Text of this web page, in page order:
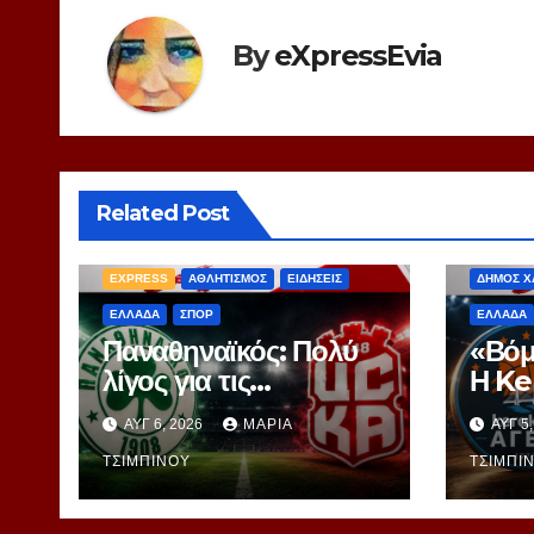
ByeXpressEvia
Related Post
EXPRESS ΑΘΛΗΤΙΣΜΟΣ ΕΙΔΗΣΕΙΣ
ΕΛΛΑΔΑ ΣΠΟΡ
Παναθηναϊκός: Πολύ
λίγος για τις
απαιτήσεις του – Το
ΟΑΚΑ είδε
περισσότερα
ερωτήματα παρά
ΑΥΓ 6, 2026 ΜΑΡΊΑ
ΤΣΙΜΠΙΝΟΎ
EXPRESS
ΔΗΜΟΣ
ΕΛΛΑΔΑ
Η
Ανέι
ΑΥΓ